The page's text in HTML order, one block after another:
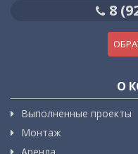
8
О
Выполненные проекты
Монтаж